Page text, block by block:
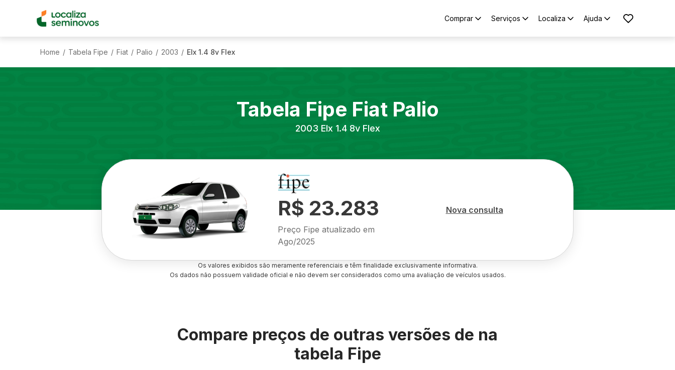
Comprar Serviços Localiza Ajuda
Home / Tabela Fipe / Fiat / Palio / 2003 / Elx 1.4 8v Flex
Tabela Fipe Fiat Palio
2003 Elx 1.4 8v Flex
R$ 23.283
Preço Fipe atualizado em
Ago/2025
Nova consulta
Os valores exibidos são meramente referenciais e têm finalidade exclusivamente informativa.
Os dados não possuem validade oficial e não devem ser considerados como uma avaliação de veículos usados.
Compare preços de outras versões de na
tabela Fipe